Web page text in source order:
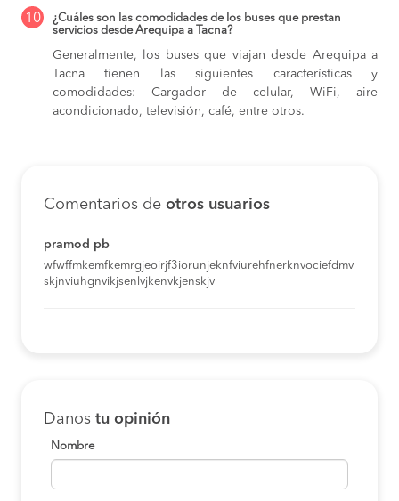
10
¿Cuáles son las comodidades de los buses que prestan
servicios desde Arequipa a Tacna?
Generalmente, los buses que viajan desde Arequipa a
Tacna tienen las siguientes características y
comodidades: Cargador de celular, WiFi, aire
acondicionado, televisión, café, entre otros.
Comentarios de otros usuarios
pramod pb
wfwffmkemfkemrgjeoirjf3iorunjeknfviurehfnerknvociefdmv
skjnviuhgnvikjsenlvjkenvkjenskjv
Danos tu opinión
Nombre